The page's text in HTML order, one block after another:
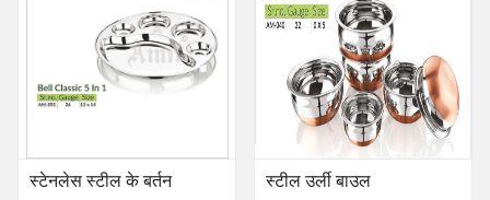
स्टेनलेस स्टील के बर्तन स्टील उर्ली बाउल